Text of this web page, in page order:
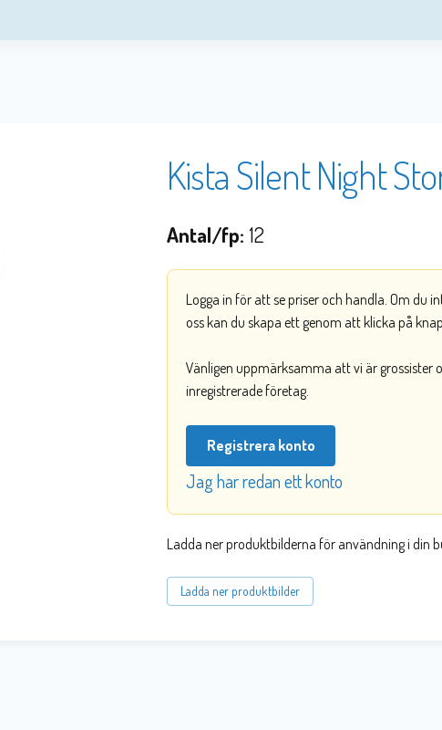
Kista Silent Night
Antal/fp: 12
Logga in för att se priser och handla. Om du
oss kan du skapa ett genom att klicka på
Vänligen uppmärksamma att vi är grossister
inregistrerade företag.
Registrera konto
Jag har redan ett konto
Ladda ner produktbilderna för användning i din
Ladda ner produktbilder